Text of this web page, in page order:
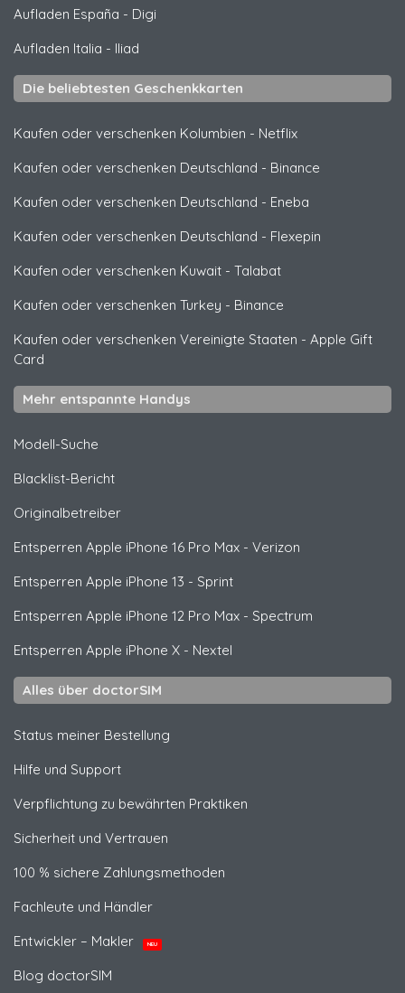
Aufladen España - Digi
Aufladen Italia - Iliad
Die beliebtesten Geschenkkarten
Kaufen oder verschenken Kolumbien - Netflix
Kaufen oder verschenken Deutschland - Binance
Kaufen oder verschenken Deutschland - Eneba
Kaufen oder verschenken Deutschland - Flexepin
Kaufen oder verschenken Kuwait - Talabat
Kaufen oder verschenken Turkey - Binance
Kaufen oder verschenken Vereinigte Staaten - Apple Gift
Card
Mehr entspannte Handys
Modell-Suche
Blacklist-Bericht
Originalbetreiber
Entsperren Apple iPhone 16 Pro Max - Verizon
Entsperren Apple iPhone 13 - Sprint
Entsperren Apple iPhone 12 Pro Max - Spectrum
Entsperren Apple iPhone X - Nextel
Alles über doctorSIM
Status meiner Bestellung
Hilfe und Support
Verpflichtung zu bewährten Praktiken
Sicherheit und Vertrauen
100 % sichere Zahlungsmethoden
Fachleute und Händler
Entwickler – Makler
NEU
Blog doctorSIM